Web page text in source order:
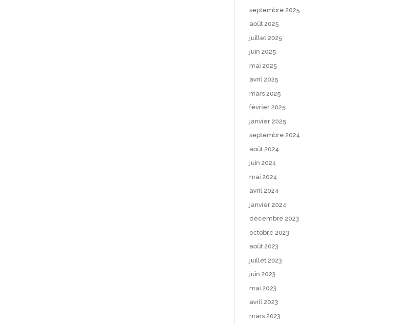
septembre 2025
août 2025
juillet 2025
juin 2025
mai 2025
avril 2025
mars 2025
février 2025
janvier 2025
septembre 2024
août 2024
juin 2024
mai 2024
avril 2024
janvier 2024
décembre 2023
octobre 2023
août 2023
juillet 2023
juin 2023
mai 2023
avril 2023
mars 2023